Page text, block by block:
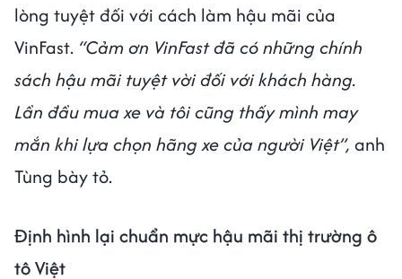
lòng tuyệt đối với cách làm hậu mãi của
VinFast. “Cảm ơn VinFast đã có những chính
sách hậu mãi tuyệt vời đối với khách hàng.
Lần đầu mua xe và tôi cũng thấy mình may
mắn khi lựa chọn hãng xe của người Việt”, anh
Tùng bày tỏ.
Định hình lại chuẩn mực hậu mãi thị trường ô
tô Việt